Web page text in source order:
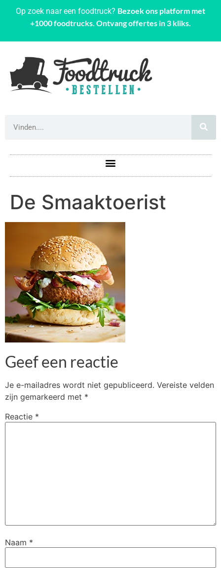
Op zoek naar een foodtruck? Bezoek ons platform met
+1000 foodtrucks. Ontvang offertes in 3 kliks.
De Smaaktoerist
Geef een reactie
Je e-mailadres wordt niet gepubliceerd. Vereiste velden
zijn gemarkeerd met *
Reactie *
Naam *